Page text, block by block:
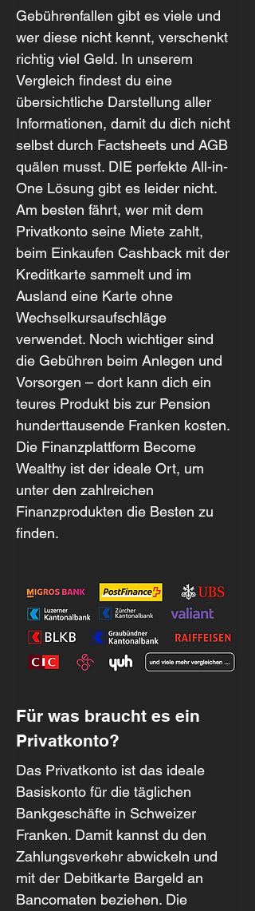
Gebührenfallen gibt es viele und
wer diese nicht kennt, verschenkt
richtig viel Geld. In unserem
Vergleich findest du eine
übersichtliche Darstellung aller
Informationen, damit du dich nicht
selbst durch Factsheets und AGB
quälen musst. DIE perfekte All-in-
One Lösung gibt es leider nicht.
Am besten fährt, wer mit dem
Privatkonto seine Miete zahlt,
beim Einkaufen Cashback mit der
Kreditkarte sammelt und im
Ausland eine Karte ohne
Wechselkursaufschläge
verwendet. Noch wichtiger sind
die Gebühren beim Anlegen und
Vorsorgen – dort kann dich ein
teures Produkt bis zur Pension
hunderttausende Franken kosten.
Die Finanzplattform Become
Wealthy ist der ideale Ort, um
unter den zahlreichen
Finanzprodukten die Besten zu
finden.
Für was braucht es ein
Privatkonto?
Das Privatkonto ist das ideale
Basiskonto für die täglichen
Bankgeschäfte in Schweizer
Franken. Damit kannst du den
Zahlungsverkehr abwickeln und
mit der Debitkarte Bargeld an
Bancomaten beziehen. Die